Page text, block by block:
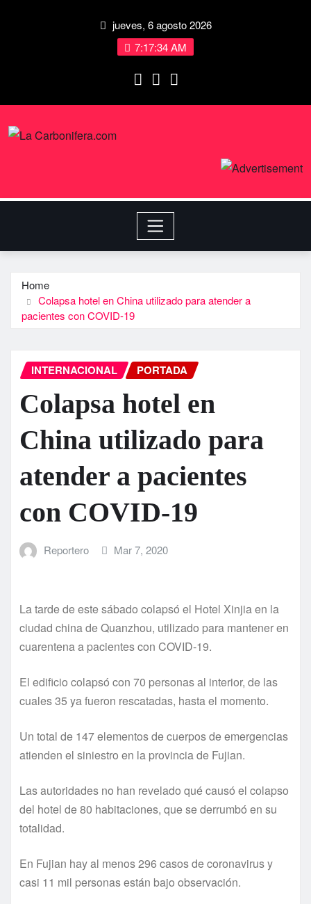
jueves, 6 agosto 2026
7:17:34 AM
Home
Colapsa hotel en China utilizado para atender a
pacientes con COVID-19
INTERNACIONAL PORTADA
Colapsa hotel en
China utilizado para
atender a pacientes
con COVID-19
Reportero Mar 7, 2020
La tarde de este sábado colapsó el Hotel Xinjia en la
ciudad china de Quanzhou, utilizado para mantener en
cuarentena a pacientes con COVID-19.
El edificio colapsó con 70 personas al interior, de las
cuales 35 ya fueron rescatadas, hasta el momento.
Un total de 147 elementos de cuerpos de emergencias
atienden el siniestro en la provincia de Fujian.
Las autoridades no han revelado qué causó el colapso
del hotel de 80 habitaciones, que se derrumbó en su
totalidad.
En Fujian hay al menos 296 casos de coronavirus y
casi 11 mil personas están bajo observación.